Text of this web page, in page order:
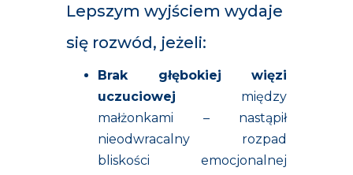
Lepszym wyjściem wydaje
się rozwód, jeżeli:
Brak głębokiej więzi
uczuciowej między
małżonkami – nastąpił
nieodwracalny rozpad
bliskości emocjonalnej